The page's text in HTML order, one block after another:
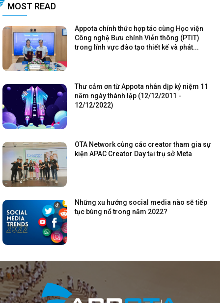
MOST READ
Appota chính thức hợp tác cùng Học viện
Công nghệ Bưu chính Viễn thông (PTIT)
trong lĩnh vực đào tạo thiết kế và phát...
Thư cảm ơn từ Appota nhân dịp kỷ niệm 11
năm ngày thành lập (12/12/2011 -
12/12/2022)
OTA Network cùng các creator tham gia sự
kiện APAC Creator Day tại trụ sở Meta
Những xu hướng social media nào sẽ tiếp
tục bùng nổ trong năm 2022?